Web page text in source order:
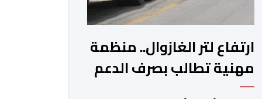
ارتفاع لتر الغازوال.. منظمة
مهنية تطالب بصرف الدعم
وتحذر من إفلاس شركات